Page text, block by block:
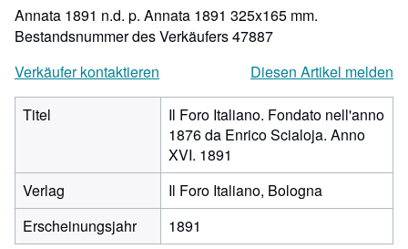
Annata 1891 n.d. p. Annata 1891 325x165 mm.
Bestandsnummer des Verkäufers 47887
Verkäufer kontaktieren
Diesen Artikel melden
Titel
Il Foro Italiano. Fondato nell'anno
1876 da Enrico Scialoja. Anno
XVI. 1891
Verlag
Il Foro Italiano, Bologna
Erscheinungsjahr
1891